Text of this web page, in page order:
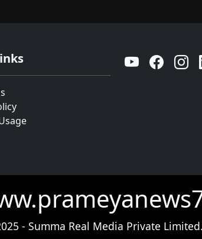
YouTube Facebook
- Summa Real Media Private